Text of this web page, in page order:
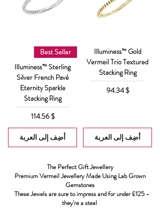
Illuminess™ Gold
Vermeil Trio Textured
Stacking Ring
السعر
$ 94.34
أضِف إلى العربة
Best Seller
Illuminess™ Sterling
Silver French Pavé
Eternity Sparkle
Stacking Ring
السعر
$ 114.56
أضِف إلى العربة
The Perfect Gift Jewellery
Premium Vermeil Jewellery Made Using Lab Grown
Gemstones
These Jewels are sure to impress and for under £125 -
they're a steal